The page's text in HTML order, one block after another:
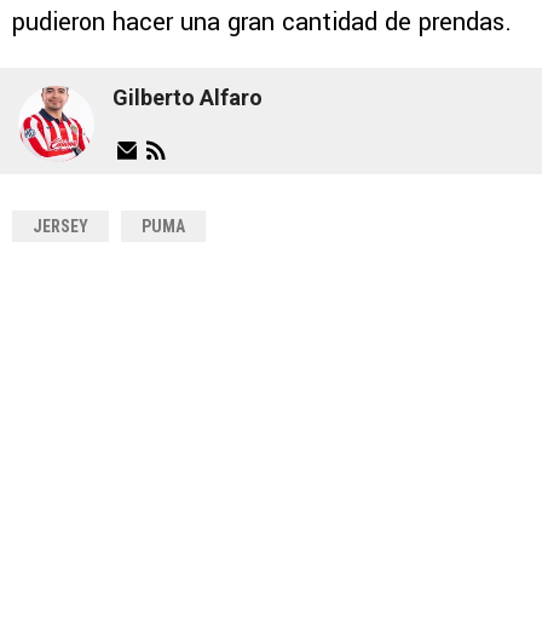
pudieron hacer una gran cantidad de prendas.
Gilberto Alfaro
JERSEY PUMA